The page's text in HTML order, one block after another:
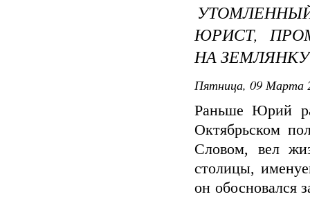
ЮРИСТ,
НА
Пятница, 09 Марта
Раньше Юрий
Октябрьском
Словом, вел
столицы,
он обосновался